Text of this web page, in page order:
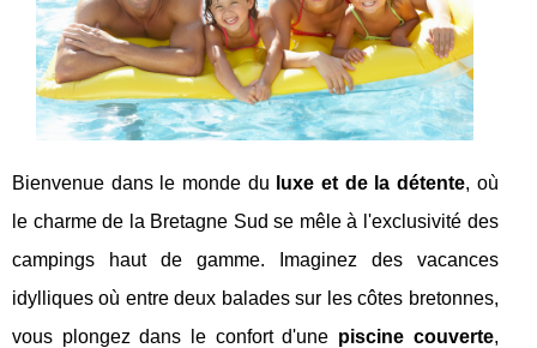
Bienvenue dans le monde du luxe et de la détente, où
le charme de la Bretagne Sud se mêle à l'exclusivité des
campings haut de gamme. Imaginez des vacances
idylliques où entre deux balades sur les côtes bretonnes,
vous plongez dans le confort d'une piscine couverte,